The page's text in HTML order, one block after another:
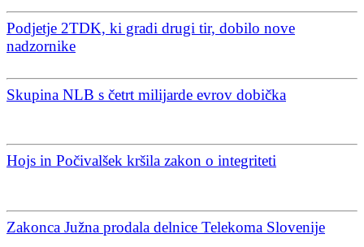
Podjetje 2TDK, ki gradi drugi tir, dobilo nove
nadzornike
Skupina NLB s četrt milijarde evrov dobička
Hojs in Počivalšek kršila zakon o integriteti
Zakonca Južna prodala delnice Telekoma Slovenije